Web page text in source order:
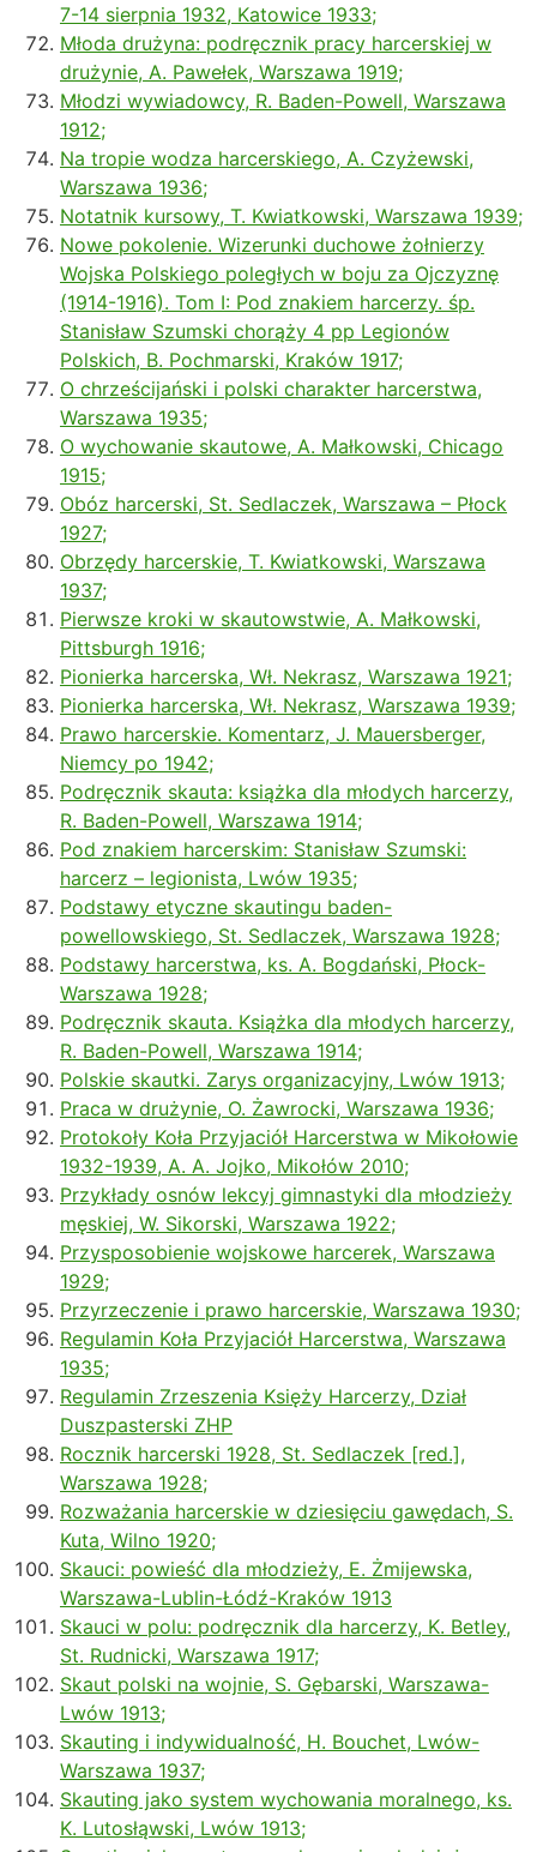
7-14 sierpnia 1932, Katowice 1933;
Młoda drużyna: podręcznik pracy harcerskiej w
drużynie, A. Pawełek, Warszawa 1919;
Młodzi wywiadowcy, R. Baden-Powell, Warszawa
1912;
Na tropie wodza harcerskiego, A. Czyżewski,
Warszawa 1936;
Notatnik kursowy, T. Kwiatkowski, Warszawa 1939;
Nowe pokolenie. Wizerunki duchowe żołnierzy
Wojska Polskiego poległych w boju za Ojczyznę
(1914-1916). Tom I: Pod znakiem harcerzy. śp.
Stanisław Szumski chorąży 4 pp Legionów
Polskich, B. Pochmarski, Kraków 1917;
O chrześcijański i polski charakter harcerstwa,
Warszawa 1935;
O wychowanie skautowe, A. Małkowski, Chicago
1915;
Obóz harcerski, St. Sedlaczek, Warszawa – Płock
1927;
Obrzędy harcerskie, T. Kwiatkowski, Warszawa
1937;
Pierwsze kroki w skautowstwie, A. Małkowski,
Pittsburgh 1916;
Pionierka harcerska, Wł. Nekrasz, Warszawa 1921;
Pionierka harcerska, Wł. Nekrasz, Warszawa 1939;
Prawo harcerskie. Komentarz, J. Mauersberger,
Niemcy po 1942;
Podręcznik skauta: książka dla młodych harcerzy,
R. Baden-Powell, Warszawa 1914;
Pod znakiem harcerskim: Stanisław Szumski:
harcerz – legionista, Lwów 1935;
Podstawy etyczne skautingu baden-
powellowskiego, St. Sedlaczek, Warszawa 1928;
Podstawy harcerstwa, ks. A. Bogdański, Płock-
Warszawa 1928;
Podręcznik skauta. Książka dla młodych harcerzy,
R. Baden-Powell, Warszawa 1914;
Polskie skautki. Zarys organizacyjny, Lwów 1913;
Praca w drużynie, O. Żawrocki, Warszawa 1936;
Protokoły Koła Przyjaciół Harcerstwa w Mikołowie
1932-1939, A. A. Jojko, Mikołów 2010;
Przykłady osnów lekcyj gimnastyki dla młodzieży
męskiej, W. Sikorski, Warszawa 1922;
Przysposobienie wojskowe harcerek, Warszawa
1929;
Przyrzeczenie i prawo harcerskie, Warszawa 1930;
Regulamin Koła Przyjaciół Harcerstwa, Warszawa
1935;
Regulamin Zrzeszenia Księży Harcerzy, Dział
Duszpasterski ZHP
Rocznik harcerski 1928, St. Sedlaczek [red.],
Warszawa 1928;
Rozważania harcerskie w dziesięciu gawędach, S.
Kuta, Wilno 1920;
Skauci: powieść dla młodzieży, E. Żmijewska,
Warszawa-Lublin-Łódź-Kraków 1913
Skauci w polu: podręcznik dla harcerzy, K. Betley,
St. Rudnicki, Warszawa 1917;
Skaut polski na wojnie, S. Gębarski, Warszawa-
Lwów 1913;
Skauting i indywidualność, H. Bouchet, Lwów-
Warszawa 1937;
Skauting jako system wychowania moralnego, ks.
K. Lutosłąwski, Lwów 1913;